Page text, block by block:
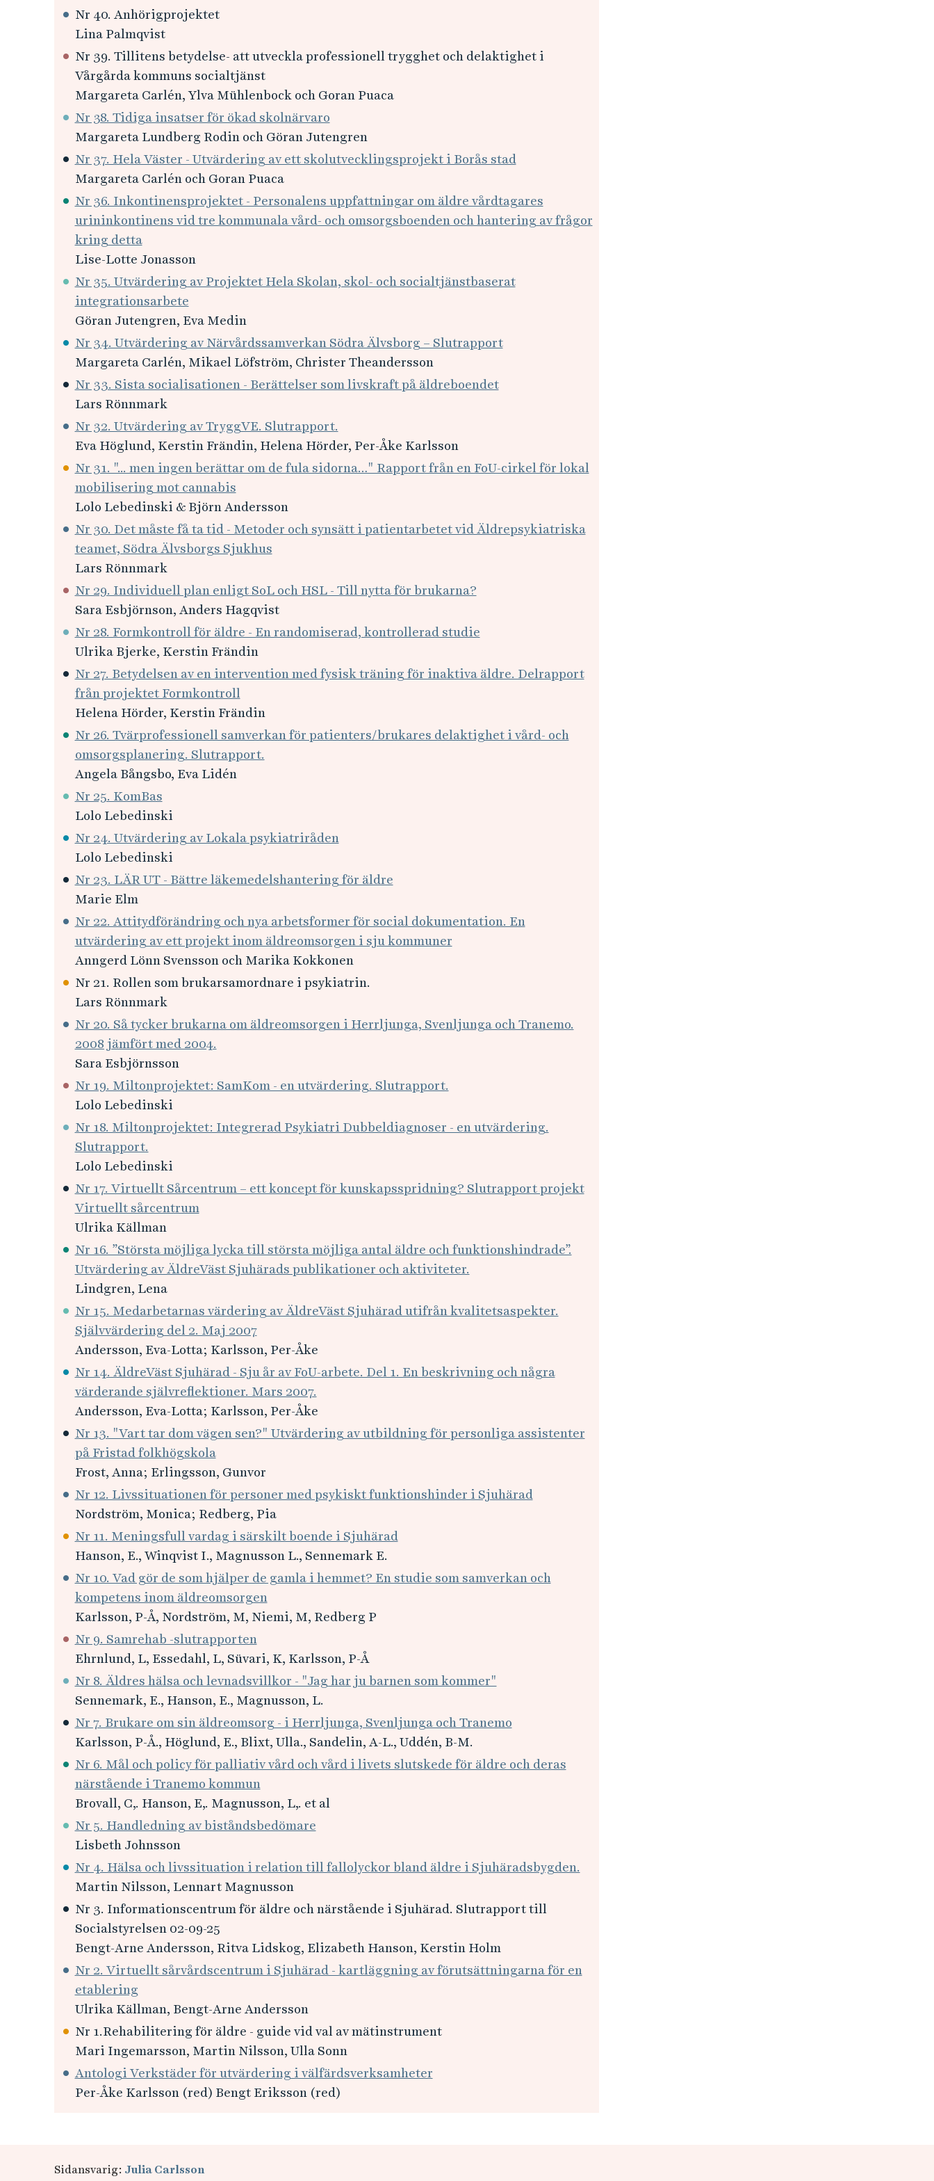
Nr 40. Anhörigprojektet
Lina Palmqvist
Nr 39. Tillitens betydelse- att utveckla professionell trygghet och delaktighet i
Vårgårda kommuns socialtjänst
Margareta Carlén, Ylva Mühlenbock och Goran Puaca
Nr 38. Tidiga insatser för ökad skolnärvaro
Margareta Lundberg Rodin och Göran Jutengren
Nr 37. Hela Väster - Utvärdering av ett skolutvecklingsprojekt i Borås stad
Margareta Carlén och Goran Puaca
Nr 36. Inkontinensprojektet - Personalens uppfattningar om äldre vårdtagares
urininkontinens vid tre kommunala vård- och omsorgsboenden och hantering av frågor
kring detta
Lise-Lotte Jonasson
Nr 35. Utvärdering av Projektet Hela Skolan, skol- och socialtjänstbaserat
integrationsarbete
Göran Jutengren, Eva Medin
Nr 34. Utvärdering av Närvårdssamverkan Södra Älvsborg – Slutrapport
Margareta Carlén, Mikael Löfström, Christer Theandersson
Nr 33. Sista socialisationen - Berättelser som livskraft på äldreboendet
Lars Rönnmark
Nr 32. Utvärdering av TryggVE. Slutrapport.
Eva Höglund, Kerstin Frändin, Helena Hörder, Per-Åke Karlsson
Nr 31. "... men ingen berättar om de fula sidorna…" Rapport från en FoU-cirkel för lokal
mobilisering mot cannabis
Lolo Lebedinski & Björn Andersson
Nr 30. Det måste få ta tid - Metoder och synsätt i patientarbetet vid Äldrepsykiatriska
teamet, Södra Älvsborgs Sjukhus
Lars Rönnmark
Nr 29. Individuell plan enligt SoL och HSL - Till nytta för brukarna?
Sara Esbjörnson, Anders Hagqvist
Nr 28. Formkontroll för äldre - En randomiserad, kontrollerad studie
Ulrika Bjerke, Kerstin Frändin
Nr 27. Betydelsen av en intervention med fysisk träning för inaktiva äldre. Delrapport
från projektet Formkontroll
Helena Hörder, Kerstin Frändin
Nr 26. Tvärprofessionell samverkan för patienters/brukares delaktighet i vård- och
omsorgsplanering. Slutrapport.
Angela Bångsbo, Eva Lidén
Nr 25. KomBas
Lolo Lebedinski
Nr 24. Utvärdering av Lokala psykiatriråden
Lolo Lebedinski
Nr 23. LÄR UT - Bättre läkemedelshantering för äldre
Marie Elm
Nr 22. Attitydförändring och nya arbetsformer för social dokumentation. En
utvärdering av ett projekt inom äldreomsorgen i sju kommuner
Anngerd Lönn Svensson och Marika Kokkonen
Nr 21. Rollen som brukarsamordnare i psykiatrin.
Lars Rönnmark
Nr 20. Så tycker brukarna om äldreomsorgen i Herrljunga, Svenljunga och Tranemo.
2008 jämfört med 2004.
Sara Esbjörnsson
Nr 19. Miltonprojektet: SamKom - en utvärdering. Slutrapport.
Lolo Lebedinski
Nr 18. Miltonprojektet: Integrerad Psykiatri Dubbeldiagnoser - en utvärdering.
Slutrapport.
Lolo Lebedinski
Nr 17. Virtuellt Sårcentrum – ett koncept för kunskapsspridning? Slutrapport projekt
Virtuellt sårcentrum
Ulrika Källman
Nr 16. ”Största möjliga lycka till största möjliga antal äldre och funktionshindrade”.
Utvärdering av ÄldreVäst Sjuhärads publikationer och aktiviteter.
Lindgren, Lena
Nr 15. Medarbetarnas värdering av ÄldreVäst Sjuhärad utifrån kvalitetsaspekter.
Självvärdering del 2. Maj 2007
Andersson, Eva-Lotta; Karlsson, Per-Åke
Nr 14. ÄldreVäst Sjuhärad - Sju år av FoU-arbete. Del 1. En beskrivning och några
värderande självreflektioner. Mars 2007.
Andersson, Eva-Lotta; Karlsson, Per-Åke
Nr 13. "Vart tar dom vägen sen?" Utvärdering av utbildning för personliga assistenter
på Fristad folkhögskola
Frost, Anna; Erlingsson, Gunvor
Nr 12. Livssituationen för personer med psykiskt funktionshinder i Sjuhärad
Nordström, Monica; Redberg, Pia
Nr 11. Meningsfull vardag i särskilt boende i Sjuhärad
Hanson, E., Winqvist I., Magnusson L., Sennemark E.
Nr 10. Vad gör de som hjälper de gamla i hemmet? En studie som samverkan och
kompetens inom äldreomsorgen
Karlsson, P-Å, Nordström, M, Niemi, M, Redberg P
Nr 9. Samrehab -slutrapporten
Ehrnlund, L, Essedahl, L, Süvari, K, Karlsson, P-Å
Nr 8. Äldres hälsa och levnadsvillkor - "Jag har ju barnen som kommer"
Sennemark, E., Hanson, E., Magnusson, L.
Nr 7. Brukare om sin äldreomsorg - i Herrljunga, Svenljunga och Tranemo
Karlsson, P-Å., Höglund, E., Blixt, Ulla., Sandelin, A-L., Uddén, B-M.
Nr 6. Mål och policy för palliativ vård och vård i livets slutskede för äldre och deras
närstående i Tranemo kommun
Brovall, C,. Hanson, E,. Magnusson, L,. et al
Nr 5. Handledning av biståndsbedömare
Lisbeth Johnsson
Nr 4. Hälsa och livssituation i relation till fallolyckor bland äldre i Sjuhäradsbygden.
Martin Nilsson, Lennart Magnusson
Nr 3. Informationscentrum för äldre och närstående i Sjuhärad. Slutrapport till
Socialstyrelsen 02-09-25
Bengt-Arne Andersson, Ritva Lidskog, Elizabeth Hanson, Kerstin Holm
Nr 2. Virtuellt sårvårdscentrum i Sjuhärad - kartläggning av förutsättningarna för en
etablering
Ulrika Källman, Bengt-Arne Andersson
Nr 1.Rehabilitering för äldre - guide vid val av mätinstrument
Mari Ingemarsson, Martin Nilsson, Ulla Sonn
Antologi Verkstäder för utvärdering i välfärdsverksamheter
Per-Åke Karlsson (red) Bengt Eriksson (red)
Sidansvarig: Julia Carlsson